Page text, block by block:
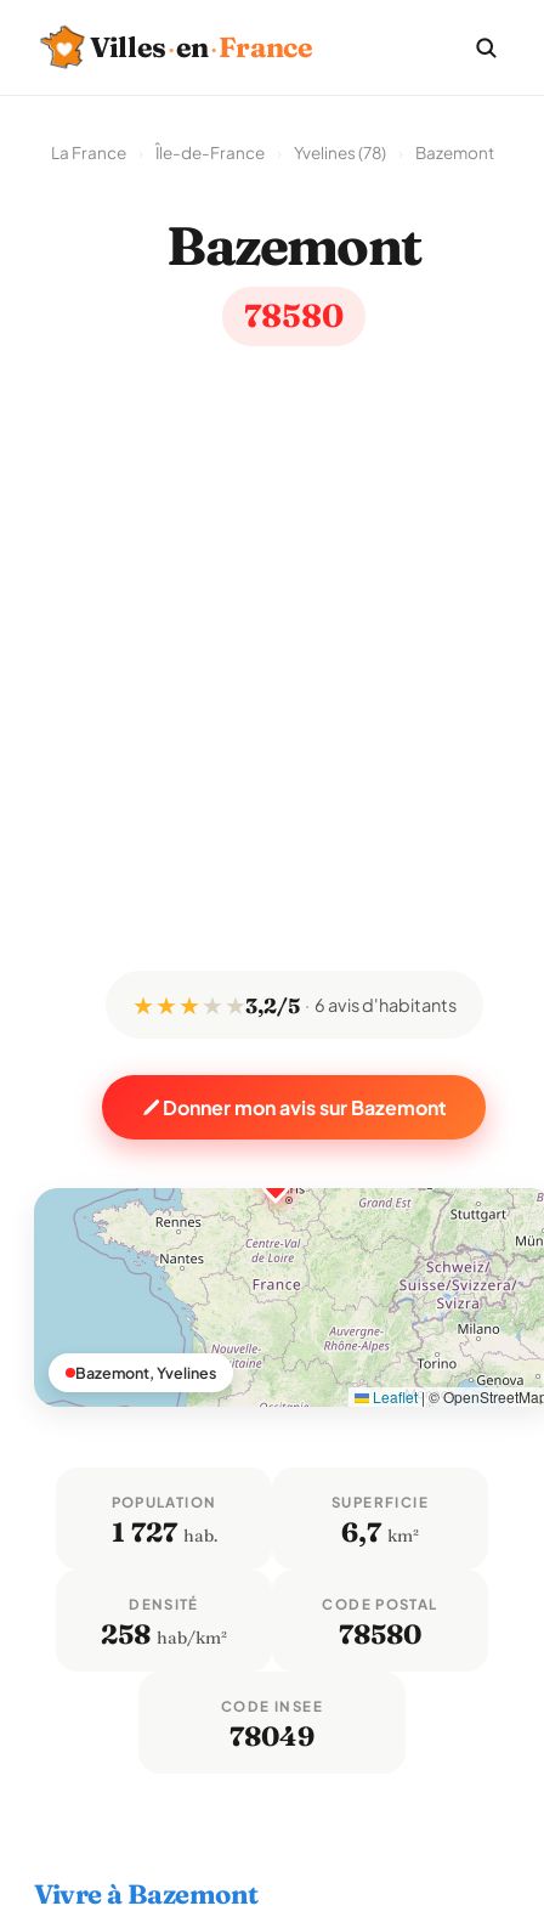
Villes·en·France
La France Île-de-France Yvelines (78) Bazemont
Bazemont
78580
★ ★ ★★ ★3,2/5 6 avis d'habitants
Donner mon avis sur Bazemont
Leaflet|©
Bazemont, Yvelines
POPULATION
1 727 hab.
SUPERFICIE
6,7 km²
DENSITÉ
258 hab/km²
CODE POSTAL
78580
CODE INSEE
78049
Vivre à Bazemont